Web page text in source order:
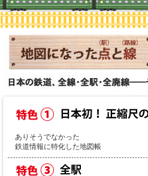
ありそうでなかった
鉄道情報に特化した地図帳